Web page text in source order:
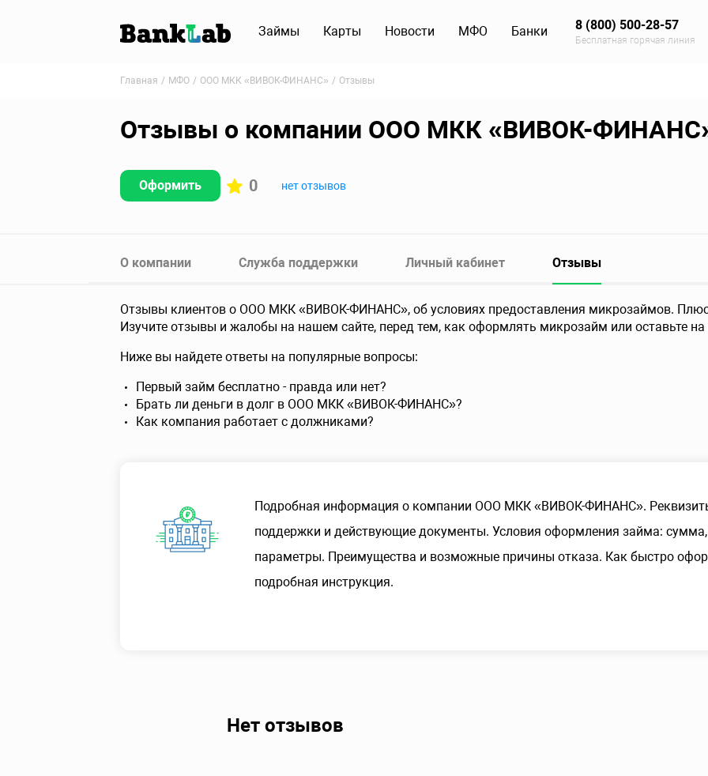
Займы Карты Новости МФО Банки 8 (800) 500-28-57
Бесплатная горячая линия
Главная МФО ООО МКК «ВИВОК-ФИНАНС» Отзывы
Отзывы о компании ООО МКК «ВИВОК-
Оформить 0 нет отзывов
О компании Служба поддержки Личный кабинет Отзывы
Отзывы клиентов о ООО МКК «ВИВОК-ФИНАНС», об условиях предоставления микрозаймов.
Изучите отзывы и жалобы на нашем сайте, перед тем, как оформлять микрозайм или оставьте на
Ниже вы найдете ответы на популярные вопросы:
Первый займ бесплатно - правда или нет?
Брать ли деньги в долг в ООО МКК «ВИВОК-ФИНАНС»?
Как компания работает с должниками?
Подробная информация о компании ООО МКК «ВИВОК-ФИНАНС».
поддержки и действующие документы. Условия оформления займа: сумма,
параметры. Преимущества и возможные причины отказа. Как быстро
подробная инструкция.
Нет отзывов